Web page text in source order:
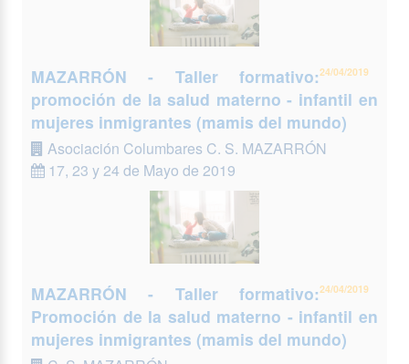
24/04/2019
MAZARRÓN - Taller formativo:
promoción de la salud materno - infantil en
mujeres inmigrantes (mamis del mundo)
Asociación Columbares C. S. MAZARRÓN
17, 23 y 24 de Mayo de 2019
24/04/2019
MAZARRÓN - Taller formativo:
Promoción de la salud materno - infantil en
mujeres inmigrantes (mamis del mundo)